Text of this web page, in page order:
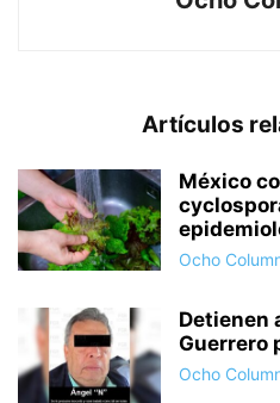
Artículos
México
Ocho
Detienen
Guerrero
Ocho